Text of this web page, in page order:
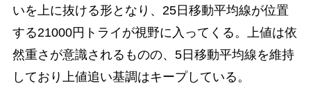
いを上に抜ける形となり、25日移動平均線が位置
する21000円トライが視野に入ってくる。上値は依
然重さが意識されるものの、5日移動平均線を維持
しており上値追い基調はキープしている。